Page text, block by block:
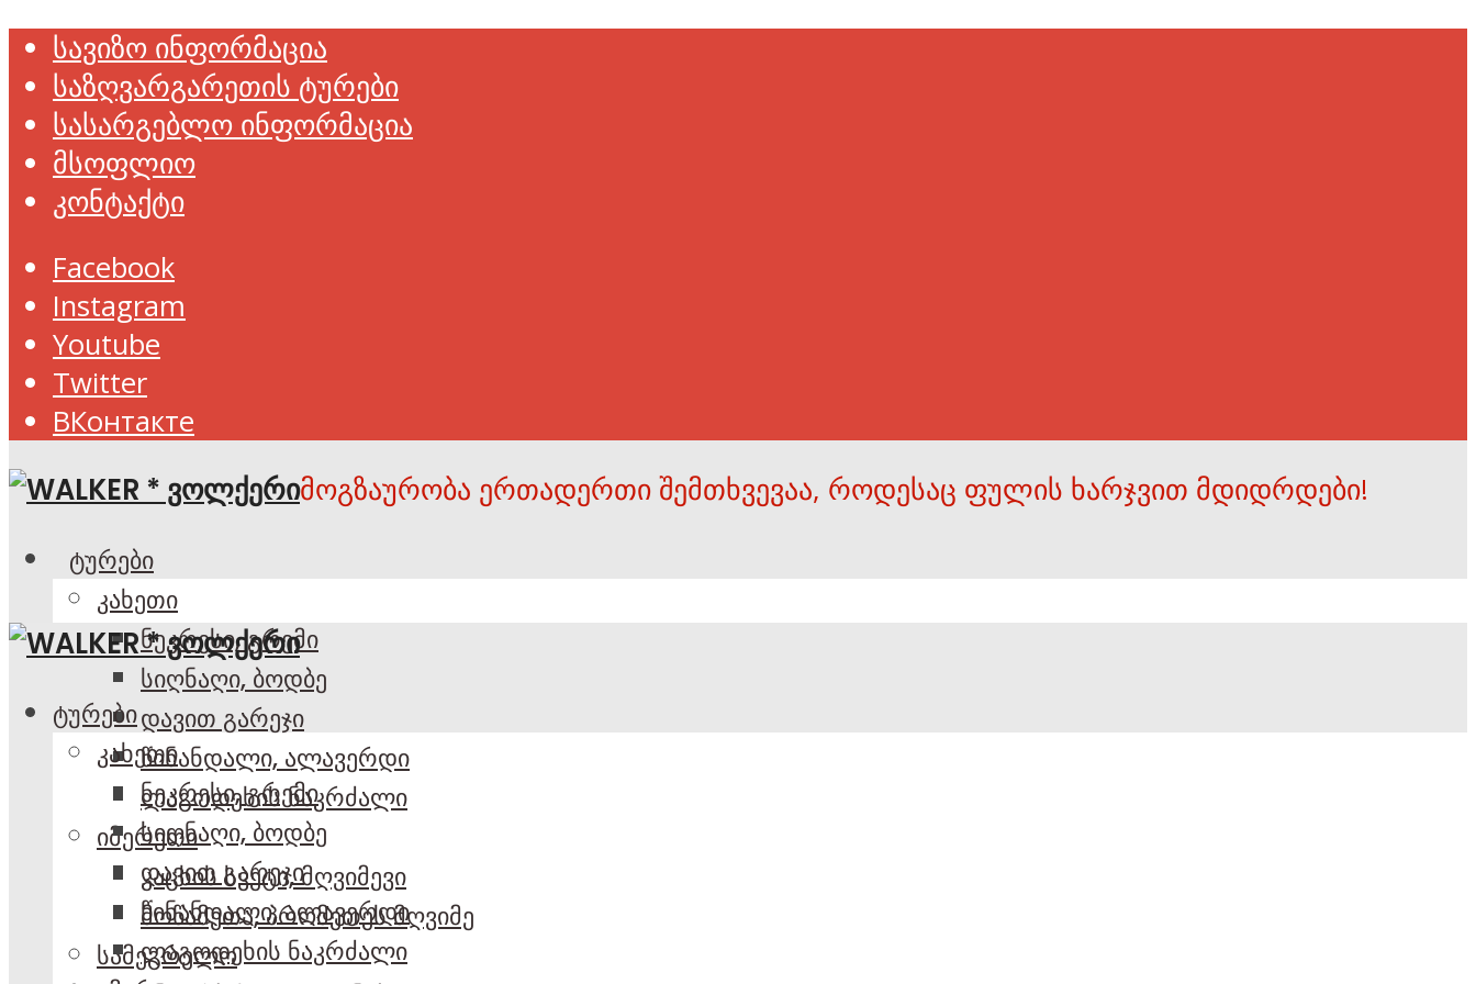
სავიზო ინფორმაცია
საზღვარგარეთის ტურები
სასარგებლო ინფორმაცია
მსოფლიო
კონტაქტი
Facebook
Instagram
Youtube
Twitter
ВКонтакте
მოგზაურობა ერთადერთი შემთხვევაა, როდესაც ფულის ხარჯვით მდიდრდები!
ტურები
კახეთი
ნეკრესი, გრემი
სიღნაღი, ბოდბე
დავით გარეჯი
წინანდალი, ალავერდი
ლაგოდეხის ნაკრძალი
იმერეთი
კაცხის სვეტი, მღვიმევი
მოწამეთა, პრომეთეს მღვიმე
სამეგრელო
ტურები
კახეთი
ნეკრესი, გრემი
სიღნაღი, ბოდბე
დავით გარეჯი
წინანდალი, ალავერდი
ლაგოდეხის ნაკრძალი